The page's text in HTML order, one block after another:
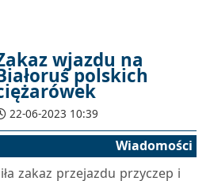
wjazdu na
polskich
22-06-2023 10:39
Wiadomości
zakaz przejazdu przyczep i